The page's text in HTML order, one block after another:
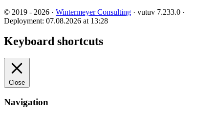
© 2019 - 2026 · Wintermeyer Consulting · vutuv 7.233.0 ·
Deployment: 07.08.2026 at 13:28
Keyboard shortcuts
Close
Navigation